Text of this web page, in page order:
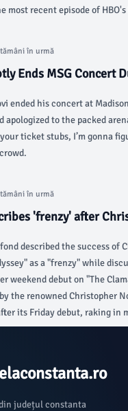
most recent episode of
în urmă
Ends MSG Concert
ended his concert at
apologized to the packed
ticket stubs, I’m gonna
în urmă
'frenzy' after
described the success of
as a "frenzy" while
weekend debut on "The
the renowned Christopher
its Friday debut, raking in
always say, ‘Does the movie
județul constanta